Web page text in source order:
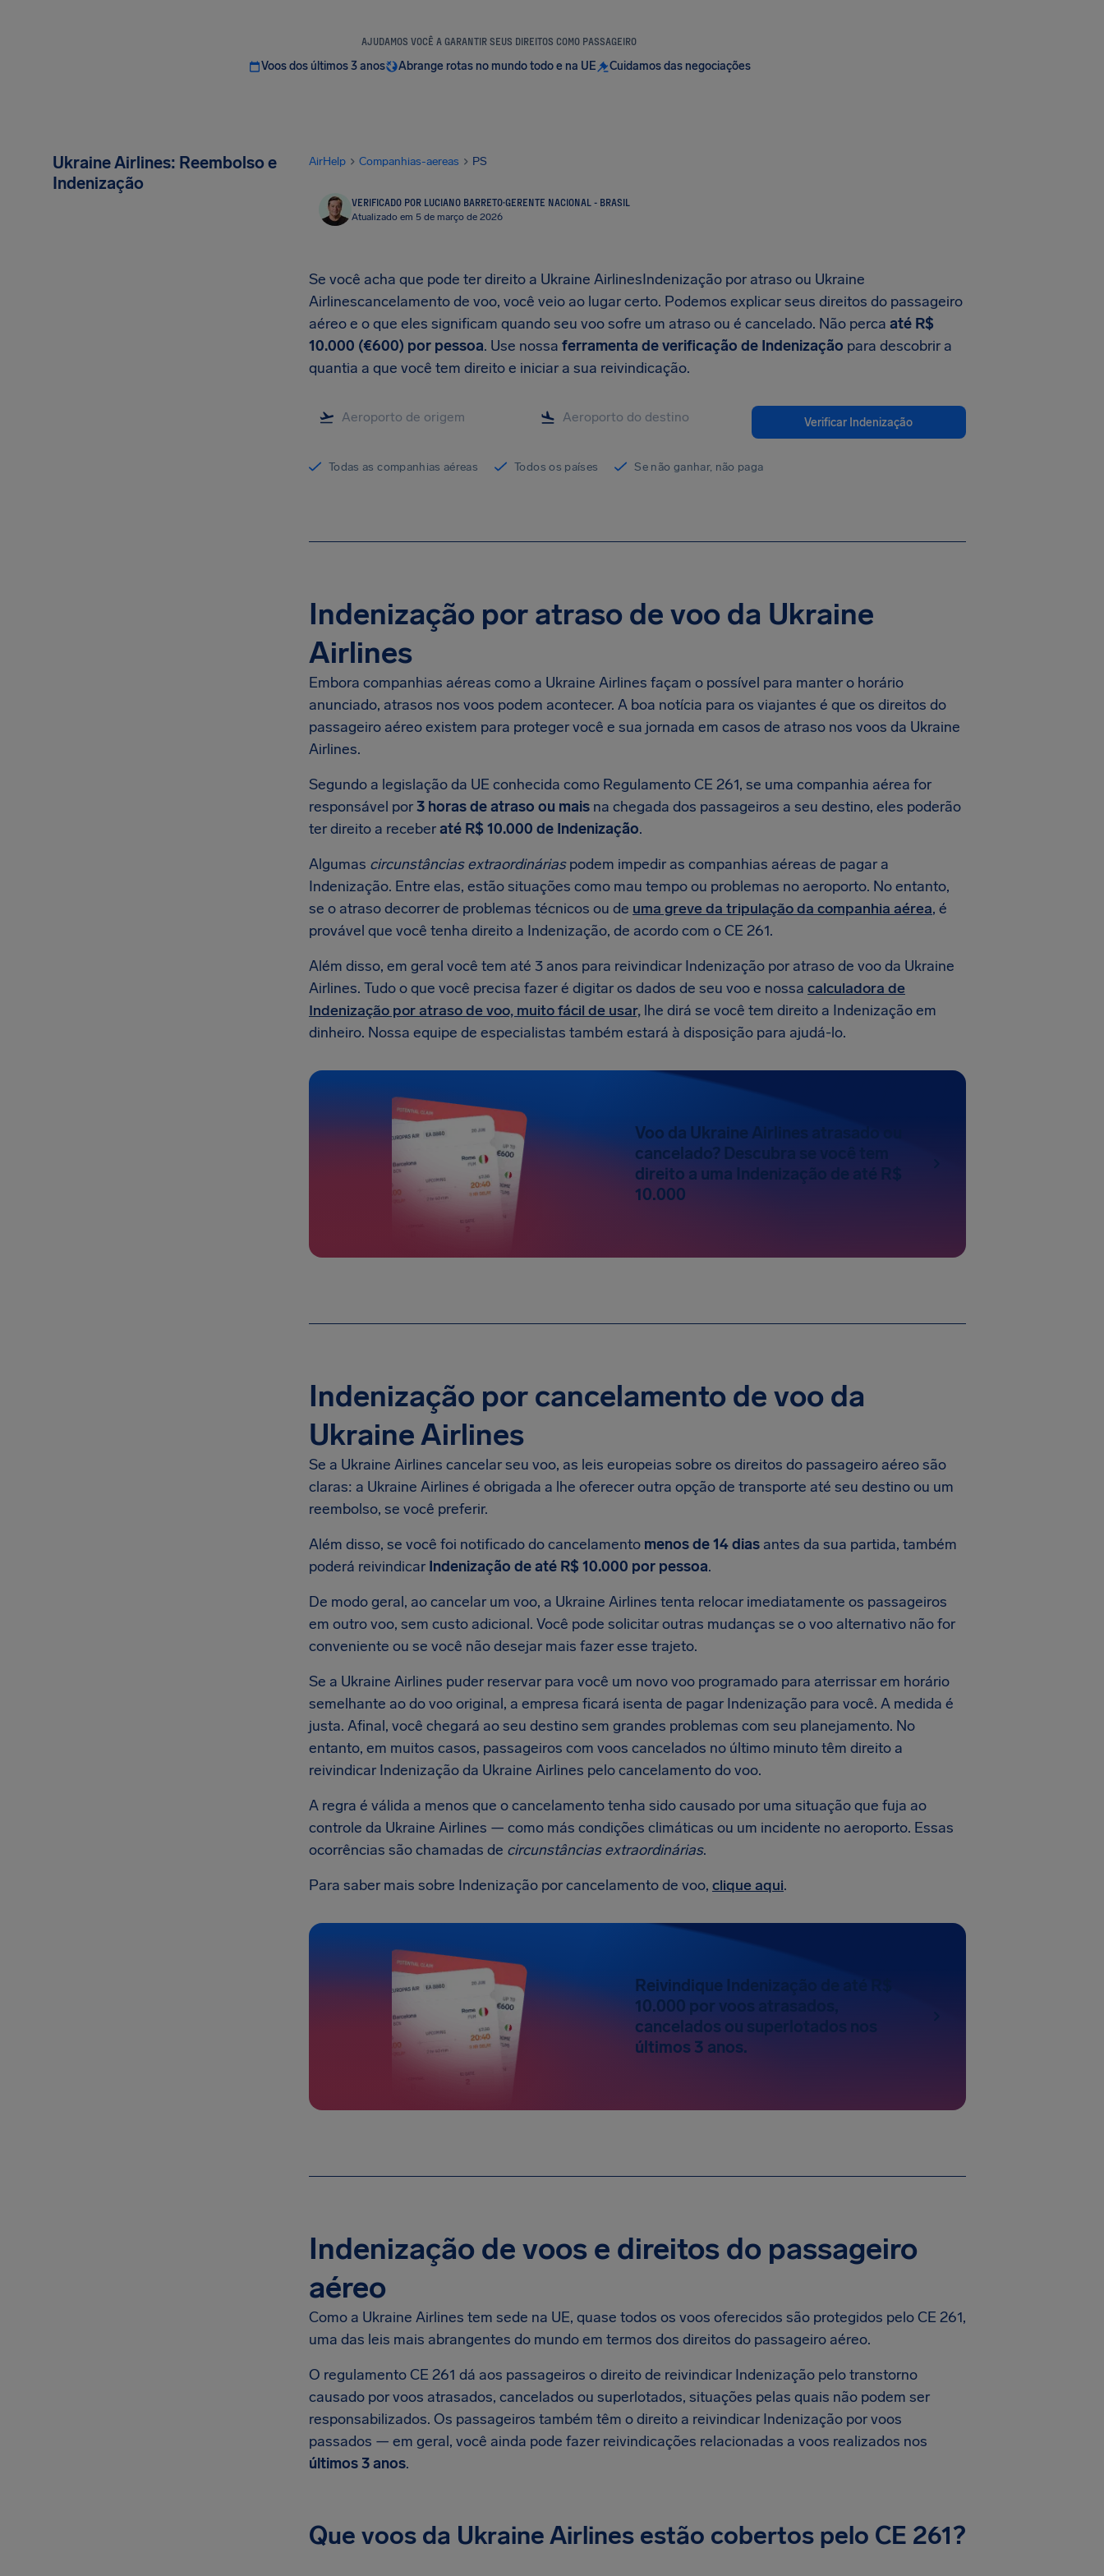
AJUDAMOS VOCÊ A GARANTIR SEUS DIREITOS COMO PASSAGEIRO
Voos dos últimos 3 anos Abrange rotas no mundo todo e na UE Cuidamos das negociações
Ukraine Airlines: Reembolso e
Indenização
AirHelp Companhias-aereas PS
VERIFICADO POR LUCIANO BARRETO·GERENTE NACIONAL - BRASIL
Atualizado em 5 de março de 2026
Se você acha que pode ter direito a Ukraine AirlinesIndenização por atraso ou Ukraine
Airlinescancelamento de voo, você veio ao lugar certo. Podemos explicar seus direitos do passageiro
aéreo e o que eles significam quando seu voo sofre um atraso ou é cancelado. Não perca até R$
10.000 (€600) por pessoa. Use nossa ferramenta de verificação de Indenização para descobrir a
quantia a que você tem direito e iniciar a sua reivindicação.
Verificar Indenização
Todas as companhias aéreas Todos os países Se não ganhar, não paga
Indenização por atraso de voo da Ukraine
Airlines
Embora companhias aéreas como a Ukraine Airlines façam o possível para manter o horário
anunciado, atrasos nos voos podem acontecer. A boa notícia para os viajantes é que os direitos do
passageiro aéreo existem para proteger você e sua jornada em casos de atraso nos voos da Ukraine
Airlines.
Segundo a legislação da UE conhecida como Regulamento CE 261, se uma companhia aérea for
responsável por3 horas de atraso ou mais na chegada dos passageiros a seu destino, eles poderão
ter direito a receberaté R$ 10.000 de Indenização.
Algumas circunstâncias extraordináriaspodem impedir as companhias aéreas de pagar a
Indenização. Entre elas, estão situações como mau tempo ou problemas no aeroporto. No entanto,
se o atraso decorrer de problemas técnicos ou de uma greve da tripulação da companhia aérea, é
provável que você tenha direito a Indenização, de acordo com o CE 261.
Além disso, em geral você tem até 3 anos para reivindicar Indenização por atraso de voo da Ukraine
Airlines. Tudo o que você precisa fazer é digitar os dados de seu voo e nossa calculadora de
Indenização por atraso de voo, muito fácil de usar, lhe dirá se você tem direito a Indenização em
dinheiro. Nossa equipe de especialistas também estará à disposição para ajudá-lo.
Voo da Ukraine Airlines atrasado ou
cancelado? Descubra se você tem
direito a uma Indenização de até R$
10.000
Indenização por cancelamento de voo da
Ukraine Airlines
Se a Ukraine Airlines cancelar seu voo, as leis europeias sobre os direitos do passageiro aéreo são
claras: a Ukraine Airlines é obrigada a lhe oferecer outra opção de transporte até seu destino ou um
reembolso, se você preferir.
Além disso, se você foi notificado do cancelamento menos de 14 dias antes da sua partida, também
poderá reivindicar Indenização de até R$ 10.000 por pessoa.
De modo geral, ao cancelar um voo, a Ukraine Airlines tenta relocar imediatamente os passageiros
em outro voo, sem custo adicional. Você pode solicitar outras mudanças se o voo alternativo não for
conveniente ou se você não desejar mais fazer esse trajeto.
Se a Ukraine Airlines puder reservar para você um novo voo programado para aterrissar em horário
semelhante ao do voo original, a empresa ficará isenta de pagar Indenização para você. A medida é
justa. Afinal, você chegará ao seu destino sem grandes problemas com seu planejamento. No
entanto, em muitos casos, passageiros com voos cancelados no último minuto têm direito a
reivindicar Indenização da Ukraine Airlines pelo cancelamento do voo.
A regra é válida a menos que o cancelamento tenha sido causado por uma situação que fuja ao
controle da Ukraine Airlines — como más condições climáticas ou um incidente no aeroporto. Essas
ocorrências são chamadas de circunstâncias extraordinárias.
Para saber mais sobre Indenização por cancelamento de voo, clique aqui.
Reivindique Indenização de até R$
10.000 por voos atrasados,
cancelados ou superlotados nos
últimos 3 anos.
Indenização de voos e direitos do passageiro
aéreo
Como a Ukraine Airlines tem sede na UE, quase todos os voos oferecidos são protegidos pelo CE 261,
uma das leis mais abrangentes do mundo em termos dos direitos do passageiro aéreo.
O regulamento CE 261 dá aos passageiros o direito de reivindicar Indenização pelo transtorno
causado por voos atrasados, cancelados ou superlotados, situações pelas quais não podem ser
responsabilizados. Os passageiros também têm o direito a reivindicar Indenização por voos
passados — em geral, você ainda pode fazer reivindicações relacionadas a voos realizados nos
últimos 3 anos.
Que voos da Ukraine Airlines estão cobertos pelo CE 261?